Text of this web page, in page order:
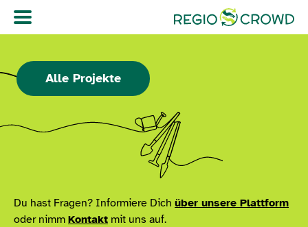
Navigation überspringen
Alle Projekte
Du hast Fragen? Informiere Dich über unsere Plattform
oder nimm Kontakt mit uns auf.